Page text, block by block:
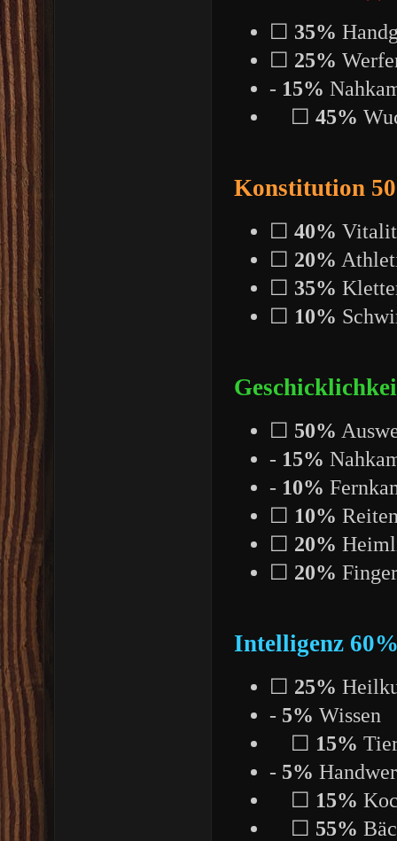
☐ 35%
☐ 25%
- 15%
☐ 45%
Konstitution
☐ 40%
☐ 20%
☐ 35%
☐ 10%
☐ 50%
- 15%
- 10%
☐ 10%
☐ 20%
☐ 20%
Intelligenz
☐ 25%
- 5% Wissen
☐ 15%
- 5%
☐ 15%
☐ 55%